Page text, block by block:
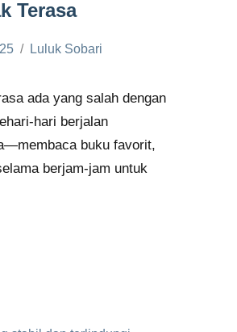
Terasa
Luluk Sobari
ada yang salah dengan
hari berjalan
buku favorit,
berjam-jam untuk